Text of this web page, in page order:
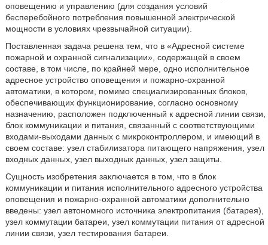
оповещению и управлению (для создания условий
бесперебойного потребления повышенной электрической
мощности в условиях чрезвычайной ситуации).
Поставленная задача решена тем, что в «Адресной системе
пожарной и охранной сигнализации», содержащей в своем
составе, в том числе, по крайней мере, одно исполнительное
адресное устройство оповещения и пожарно-охранной
автоматики, в котором, помимо специализированных блоков,
обеспечивающих функционирование, согласно основному
назначению, расположен подключенный к адресной линии связи,
блок коммуникации и питания, связанный с соответствующими
входами-выходами данных с микроконтроллером, и имеющий в
своем составе: узел стабилизатора питающего напряжения, узел
входных данных, узел выходных данных, узел защиты.
Сущность изобретения заключается в том, что в блок
коммуникации и питания исполнительного адресного устройства
оповещения и пожарно-охранной автоматики дополнительно
введены: узел автономного источника электропитания (батарея),
узел коммутации батареи, узел коммутации питания от адресной
линии связи, узел тестирования батареи.